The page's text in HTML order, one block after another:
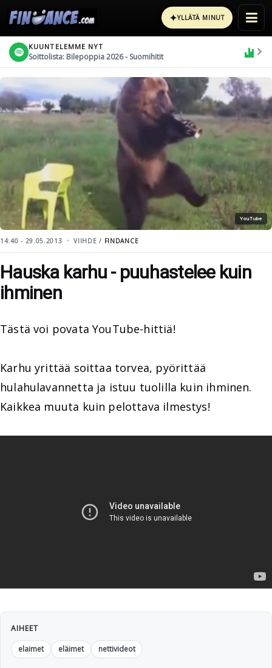
✦YLLÄTÄ MINUT
KUUNTELEMME NYT
Soittolista: Bilepoppia 2026 - Suomihitit
YouTube
14:40 - 29.05.2013 VIIHDE / FINDANCE
Hauska karhu - puuhastelee kuin
ihminen
Tästä voi povata YouTube-hittiä!
Karhu yrittää soittaa torvea, pyörittää
hulahulavannetta ja istuu tuolilla kuin ihminen.
Kaikkea muuta kuin pelottava ilmestys!
AIHEET
elaimet
eläimet nettivideot